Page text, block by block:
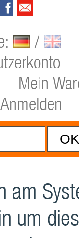
/
Mein
Anmelden
am
um